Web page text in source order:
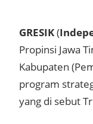
GRESIK(
Propinsi Jawa
Kabupaten
program
yang di sebut